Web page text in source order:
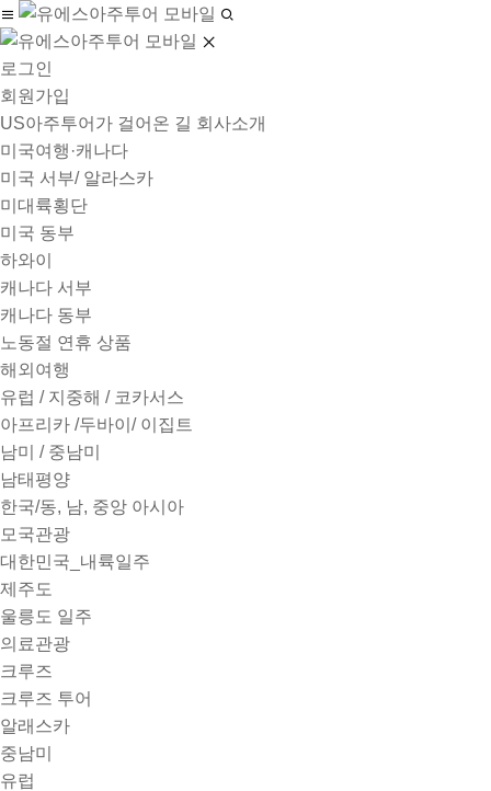
로그인
회원가입
US아주투어가 걸어온 길 회사소개
미국여행·캐나다
미국 서부/ 알라스카
미대륙횡단
미국 동부
하와이
캐나다 서부
캐나다 동부
노동절 연휴 상품
해외여행
유럽 / 지중해 / 코카서스
아프리카 /두바이/ 이집트
남미 / 중남미
남태평양
한국/동, 남, 중앙 아시아
모국관광
대한민국_내륙일주
제주도
울릉도 일주
의료관광
크루즈
크루즈 투어
알래스카
중남미
유럽